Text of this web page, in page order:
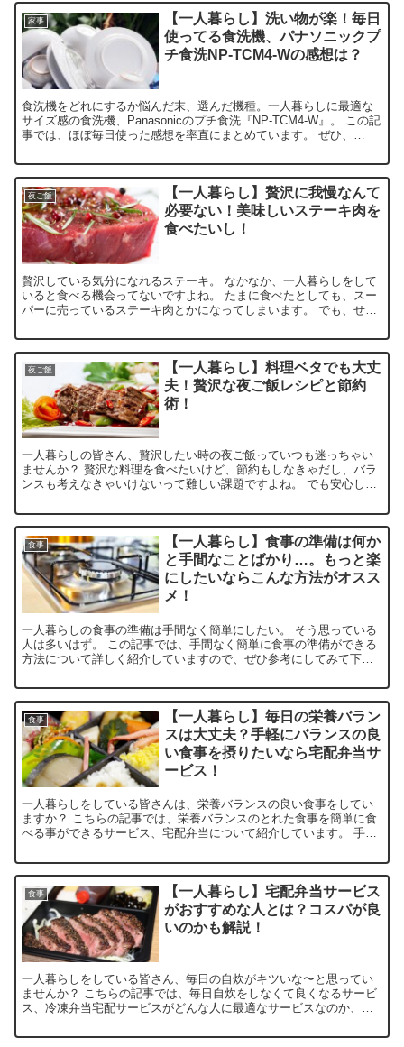
家事
【一人暮らし】洗い物が楽！毎日
使ってる食洗機、パナソニックプ
チ食洗NP-TCM4-Wの感想は？
食洗機をどれにするか悩んだ末、選んだ機種。一人暮らしに最適な
サイズ感の食洗機、Panasonicのプチ食洗『NP-TCM4-W』。 この記
事では、ほぼ毎日使った感想を率直にまとめています。 ぜひ、
てみてください。
夜ご飯
【一人暮らし】贅沢に我慢なんて
必要ない！美味しいステーキ肉を
食べたいし！
贅沢している気分になれるステーキ。 なかなか、一人暮らしをして
いると食べる機会ってないですよね。 たまに食べたとしても、スー
パーに売っているステーキ肉とかになってしまいます。 でも、せっ
夜ご飯
【一人暮らし】料理ベタでも大丈
夫！贅沢な夜ご飯レシピと節約
術！
一人暮らしの皆さん、贅沢したい時の夜ご飯っていつも迷っちゃい
ませんか？ 贅沢な料理を食べたいけど、節約もしなきゃだし、バラ
ンスも考えなきゃいけないって難しい課題ですよね。 でも安心して
食事
【一人暮らし】食事の準備は何か
と手間なことばかり…。もっと楽
にしたいならこんな方法がオスス
メ！
一人暮らしの食事の準備は手間なく簡単にしたい。 そう思っている
人は多いはず。 この記事では、手間なく簡単に食事の準備ができる
方法について詳しく紹介していますので、ぜひ参考にしてみて下さ
食事
【一人暮らし】毎日の栄養バラン
スは大丈夫？手軽にバランスの良
い食事を摂りたいなら宅配弁当サ
ービス！
一人暮らしをしている皆さんは、栄養バランスの良い食事をしてい
ますか？ こちらの記事では、栄養バランスのとれた食事を簡単に食
べる事ができるサービス、宅配弁当について紹介しています。 手軽
い。
食事
【一人暮らし】宅配弁当サービス
がおすすめな人とは？コスパが良
いのかも解説！
一人暮らしをしている皆さん、毎日の自炊がキツいな〜と思ってい
ませんか？ こちらの記事では、毎日自炊をしなくて良くなるサービ
ス、冷凍弁当宅配サービスがどんな人に最適なサービスなのか、具
弁当宅配サービスがピッタリなのか分かるのでぜひ読んでみてくだ